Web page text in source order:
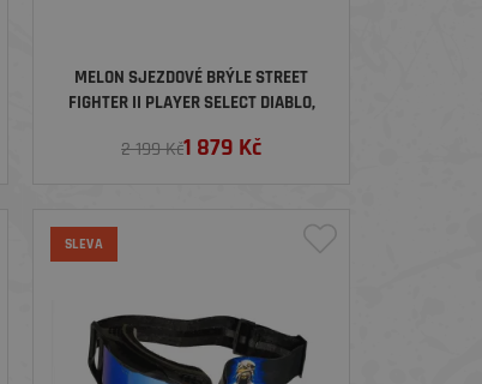
MELON SJEZDOVÉ BRÝLE STREET
FIGHTER II PLAYER SELECT DIABLO,
2 199 Kč1 879 Kč
SLEVA